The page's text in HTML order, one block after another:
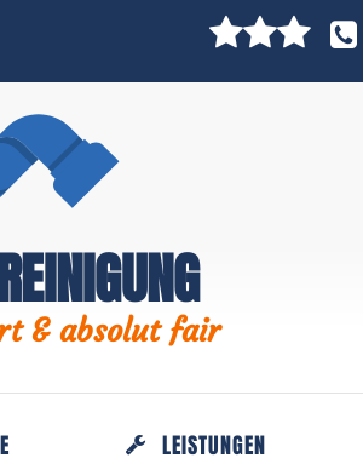
& absolut fair
LEISTUNGEN